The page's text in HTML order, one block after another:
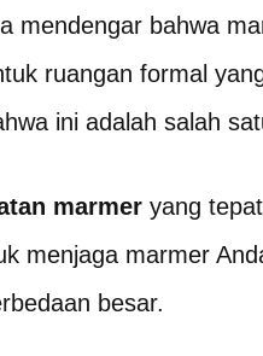
mendengar bahwa
ruangan formal
ini adalah salah
marmer yang
menjaga marmer
besar.